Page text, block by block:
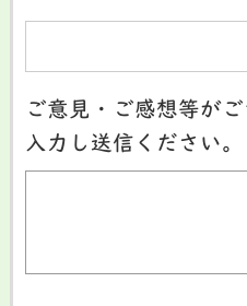
ご意見・ご感想等が
入力し送信ください。